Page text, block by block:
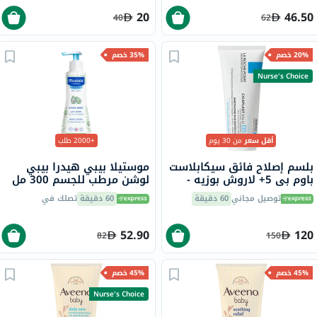
46.50
62
20
40
20% خصم
Nurse's Choice
أقل سعرمن 30 يوم
بلسم إصلاح فائق سيكابلاست
باوم بي 5+ لاروش بوزيه -
100 مل توصيل مجاني60 دقيقة
120
150
35% خصم
+2000 طلب
موستيلا بيبي هيدرا بيبي
لوشن مرطب للجسم 300 مل
60 دقيقة تصلك في
52.90
82
45% خصم
45% خصم
Nurse's Choice